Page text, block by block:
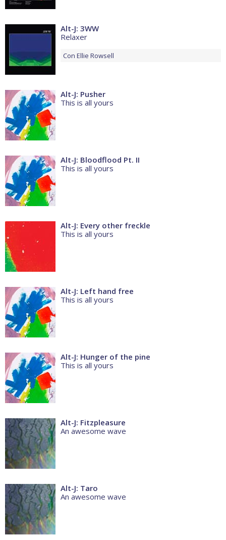
Alt-J: 3WW
Relaxer
Con Ellie Rowsell
Alt-J: Pusher
This is all yours
Alt-J: Bloodflood Pt. II
This is all yours
Alt-J: Every other freckle
This is all yours
Alt-J: Left hand free
This is all yours
Alt-J: Hunger of the pine
This is all yours
Alt-J: Fitzpleasure
An awesome wave
Alt-J: Taro
An awesome wave